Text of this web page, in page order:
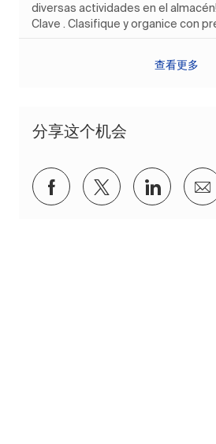
diversas actividades en el
Clave . Clasifique y organice con
查看更多
分享这个机会
通过Facebook分享
通过推特分享
通过